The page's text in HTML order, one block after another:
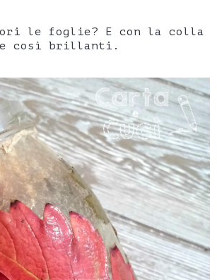
le foglie? E con la colla
così brillanti.